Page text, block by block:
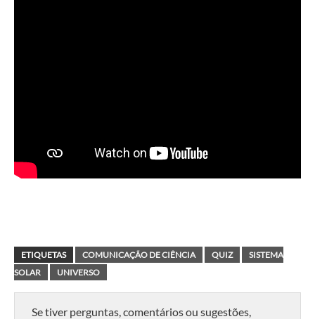
ETIQUETAS COMUNICAÇÃO DE CIÊNCIA QUIZ
SISTEMA
SOLAR
UNIVERSO
Se tiver perguntas, comentários ou sugestões,